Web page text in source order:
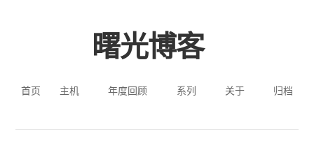
曙光博客
首页 主机 年度回顾 系列 关于 归档